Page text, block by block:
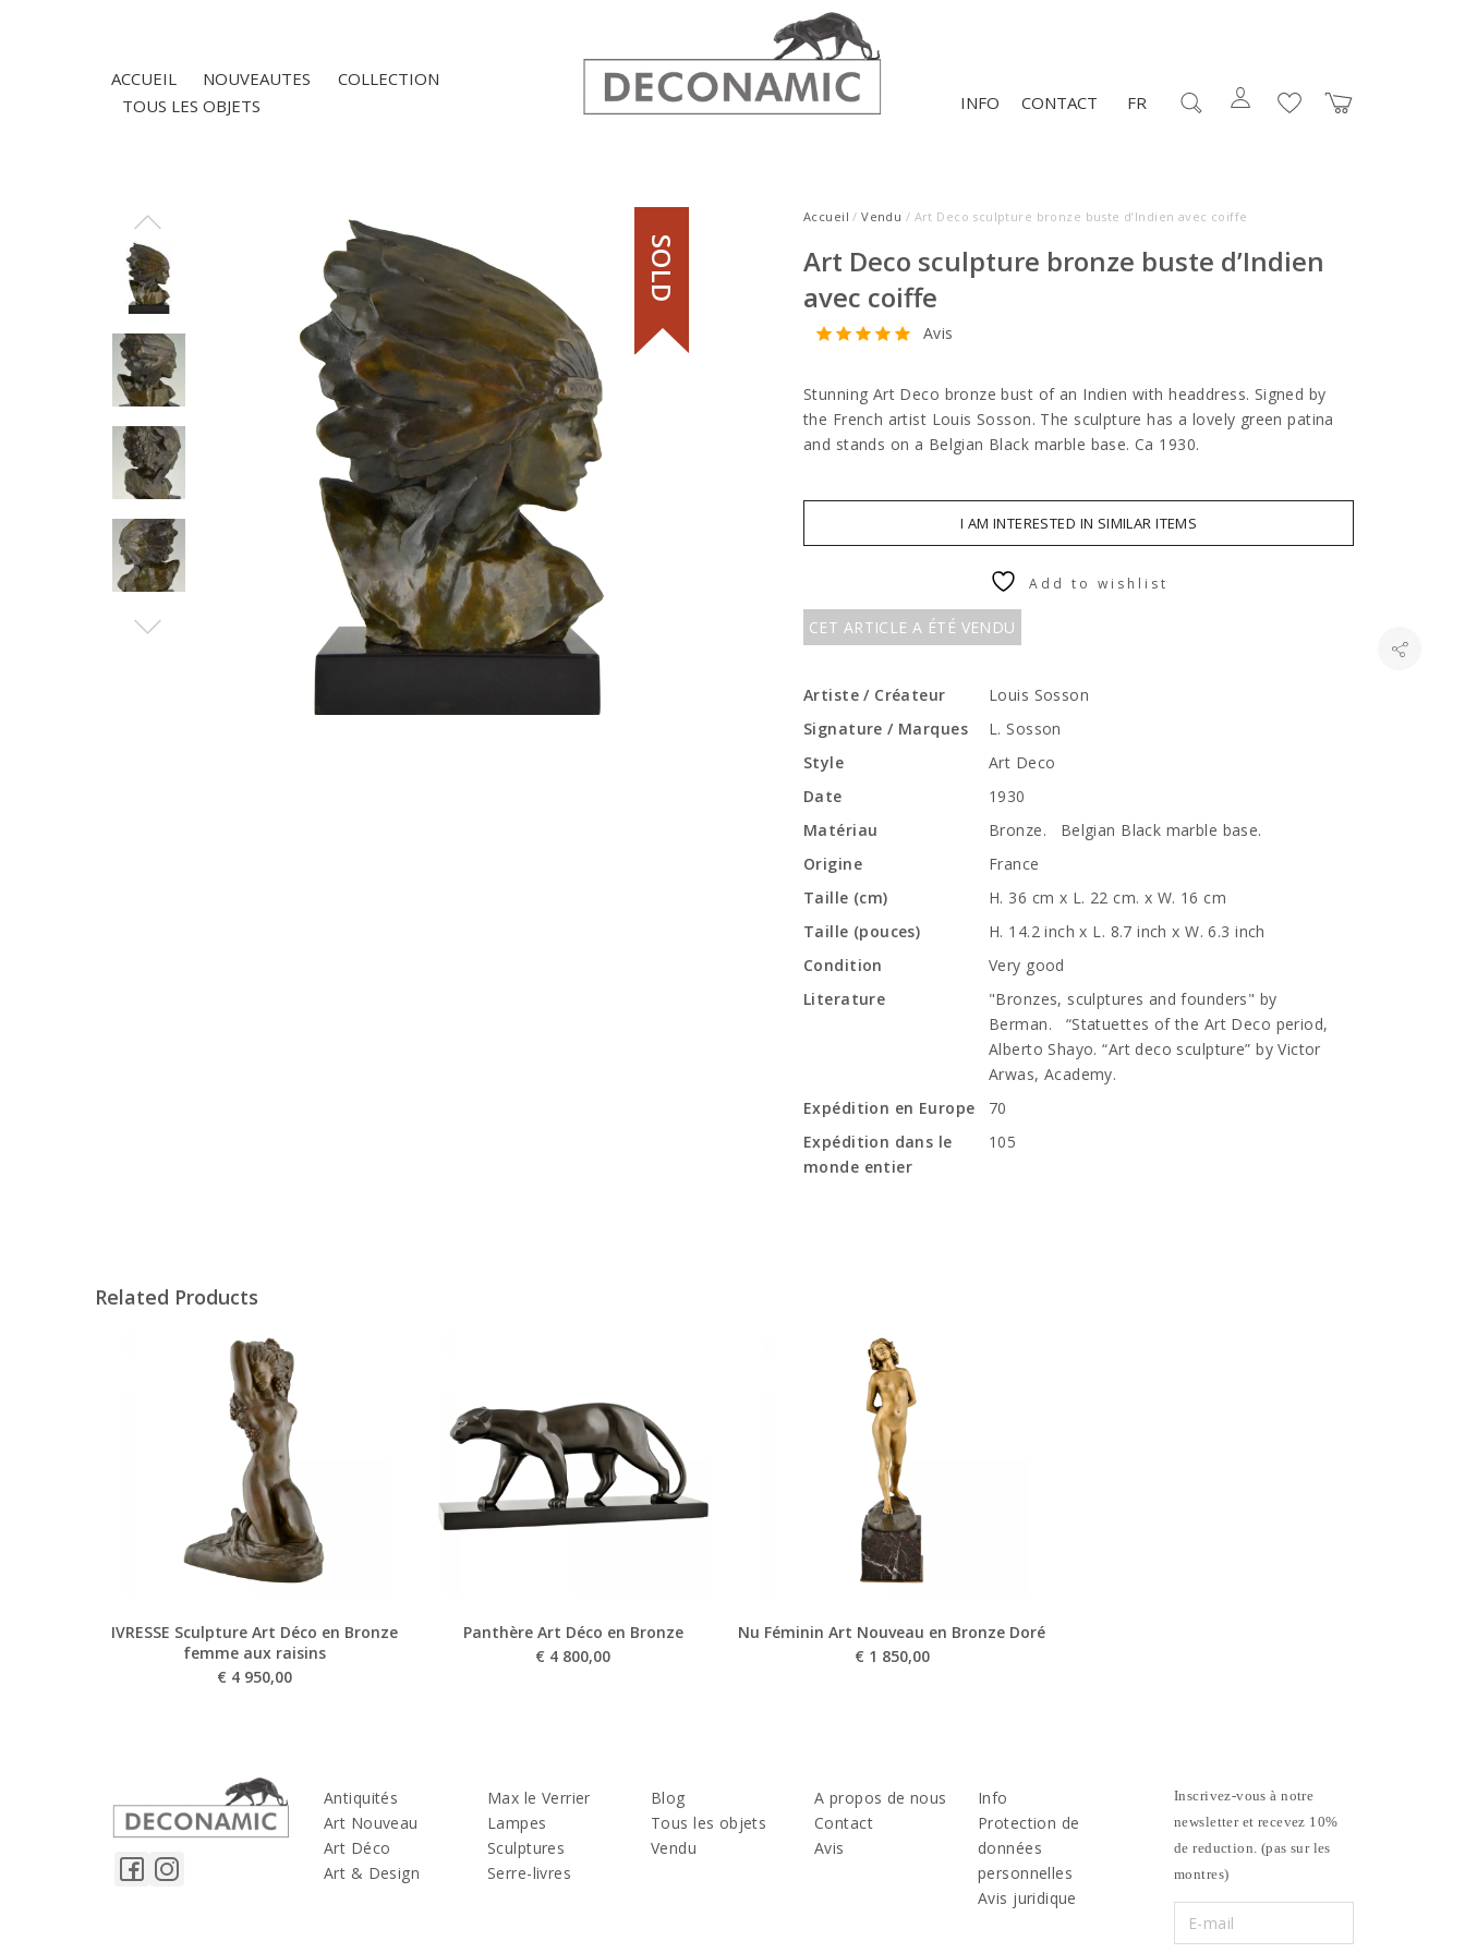
ACCUEIL NOUVEAUTES
COLLECTION
TOUS LES OBJETS
CONTACT
INFO FR
SOLD
Accueil /Vendu / Art Deco sculpture bronze buste d’Indien avec coiffe
Art Deco sculpture bronze buste d’Indien
avec coiffe
Avis
Stunning Art Deco bronze bust of an Indien with headdress. Signed by
the French artist Louis Sosson. The sculpture has a lovely green patina
and stands on a Belgian Black marble base. Ca 1930.
I AM INTERESTED IN SIMILAR ITEMS
CET ARTICLE A ÉTÉ VENDU
Add to wishlist
Artiste / Créateur
Louis Sosson
Signature / Marques
L. Sosson
Style
Art Deco
Date
1930
Matériau
Bronze. Belgian Black marble base.
Origine
France
Taille (cm)
H. 36 cm x L. 22 cm. x W. 16 cm
Taille (pouces)
H. 14.2 inch x L. 8.7 inch x W. 6.3 inch
Condition
Very good
Literature
"Bronzes, sculptures and founders" by
Berman. “Statuettes of the Art Deco period,
Alberto Shayo. “Art deco sculpture” by Victor
Arwas, Academy.
Expédition en Europe
70
Expédition dans le
monde entier
105
Related Products
IVRESSE Sculpture Art Déco en Bronze
femme aux raisins
€ 4 950,00
Panthère Art Déco en Bronze
€ 4 800,00
Nu Féminin Art Nouveau en Bronze Doré
€ 1 850,00
Antiquités
Art Nouveau
Art Déco
Art & Design
Max le Verrier
Lampes
Sculptures
Serre-livres
Blog
Tous les objets
Vendu
A propos de nous
Contact
Avis
Info
Protection de
données
personnelles
Avis juridique
Inscrivez-vous à notre
newsletter et recevez 10%
de reduction. (pas sur les
montres)